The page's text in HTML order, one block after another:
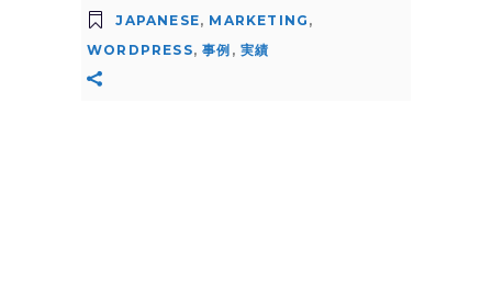
JAPANESE, MARKETING ,
WORDPRESS,事例 ,実績